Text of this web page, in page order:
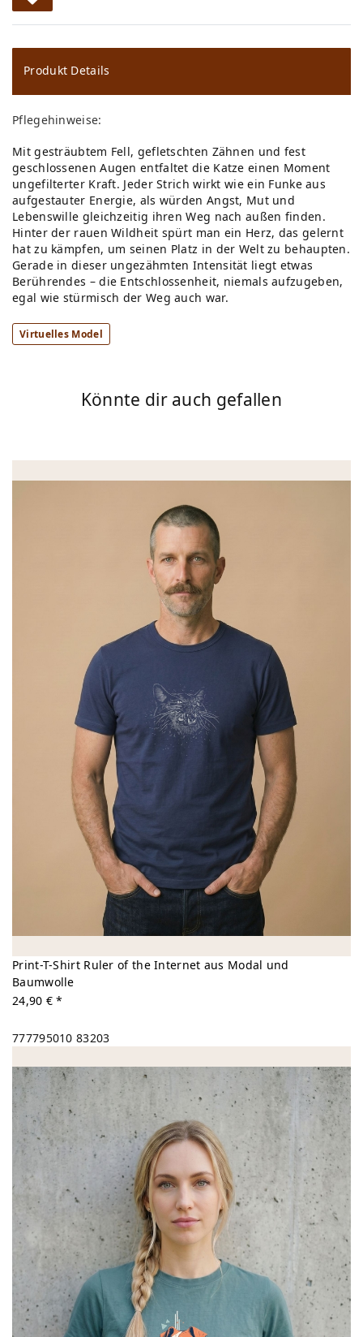
W
u
ns
ch
lis
te
Produkt Details
Pflegehinweise:
Mit gesträubtem Fell, gefletschten Zähnen und fest
geschlossenen Augen entfaltet die Katze einen Moment
ungefilterter Kraft. Jeder Strich wirkt wie ein Funke aus
aufgestauter Energie, als würden Angst, Mut und
Lebenswille gleichzeitig ihren Weg nach außen finden.
Hinter der rauen Wildheit spürt man ein Herz, das gelernt
hat zu kämpfen, um seinen Platz in der Welt zu behaupten.
Gerade in dieser ungezähmten Intensität liegt etwas
Berührendes – die Entschlossenheit, niemals aufzugeben,
egal wie stürmisch der Weg auch war.
Virtuelles Model
Könnte dir auch gefallen
Print-T-Shirt Ruler of the Internet aus Modal und
Baumwolle
24,90 € *
777795010 83203